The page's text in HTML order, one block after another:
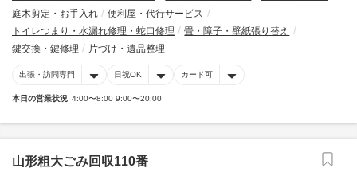
庭木剪定・お手入れ
便利屋・代行サービス
トイレつまり・水漏れ修理・蛇口修理
畳・障子・壁紙張り替え
鍵交換・鍵修理
片づけ・遺品整理
出張・訪問専門 日祝OK カード可
本日の営業状況 4:00〜8:00 9:00〜20:00
山形粗大ごみ回収110番